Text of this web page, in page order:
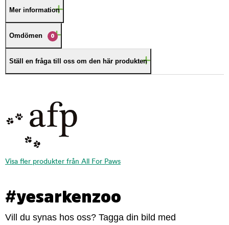
Mer information
Omdömen 0
Ställ en fråga till oss om den här produkten
Visa fler produkter från All For Paws
#yesarkenzoo
Vill du synas hos oss? Tagga din bild med